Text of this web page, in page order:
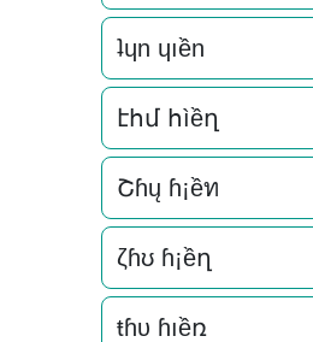
ʇɥn ɥıền
էհմ հìềղ
Շɦų ɦ¡ềท
ζɦʊ ɦ¡ềղ
ŧɦυ ɦıềռ